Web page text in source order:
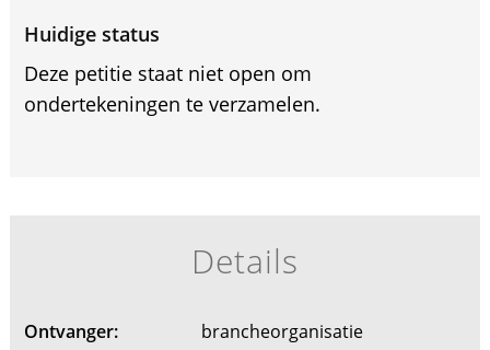
Huidige status
Deze petitie staat niet open om
ondertekeningen te verzamelen.
Details
Ontvanger:
brancheorganisatie